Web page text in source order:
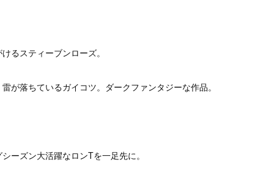
るスティーブンローズ。
が落ちているガイコツ。ダークファンタジーな作品。
ーズン大活躍なロンTを一足先に。